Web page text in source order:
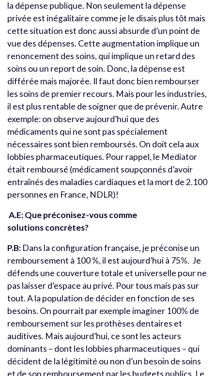
la dépense publique. Non seulement la dépense
privée est inégalitaire comme je le disais plus tôt mais
cette situation est donc aussi absurde d’un point de
vue des dépenses. Cette augmentation implique un
renoncement des soins, qui implique un retard des
soins ou un report de soin. Donc, la dépense est
différée mais majorée. Il faut donc bien rembourser
les soins de premier recours. Mais pour les industries,
il est plus rentable de soigner que de prévenir. Autre
exemple: on observe aujourd’hui que des
médicaments qui ne sont pas spécialement
nécessaires sont bien remboursés. On doit cela aux
lobbies pharmaceutiques. Pour rappel, le Mediator
était remboursé (médicament soupçonnés d’avoir
entraînés des maladies cardiaques et la mort de 2.100
personnes en France, NDLR)!
A.E: Que préconisez-vous comme
solutions concrètes?
P.B: Dans la configuration française, je préconise un
remboursement à 100 %, il est aujourd’hui à 75%. Je
défends une couverture totale et universelle pour ne
pas laisser d’espace au privé. Pour tous mais pas sur
tout. A la population de décider en fonction de ses
besoins. On pourrait par exemple imaginer 100% de
remboursement sur les prothèses dentaires et
auditives. Mais aujourd’hui, ce sont les acteurs
dominants – dont les lobbies pharmaceutiques – qui
décident de la légitimité ou non d’un besoin de soins
et de son remboursement par les budgets publics. Le